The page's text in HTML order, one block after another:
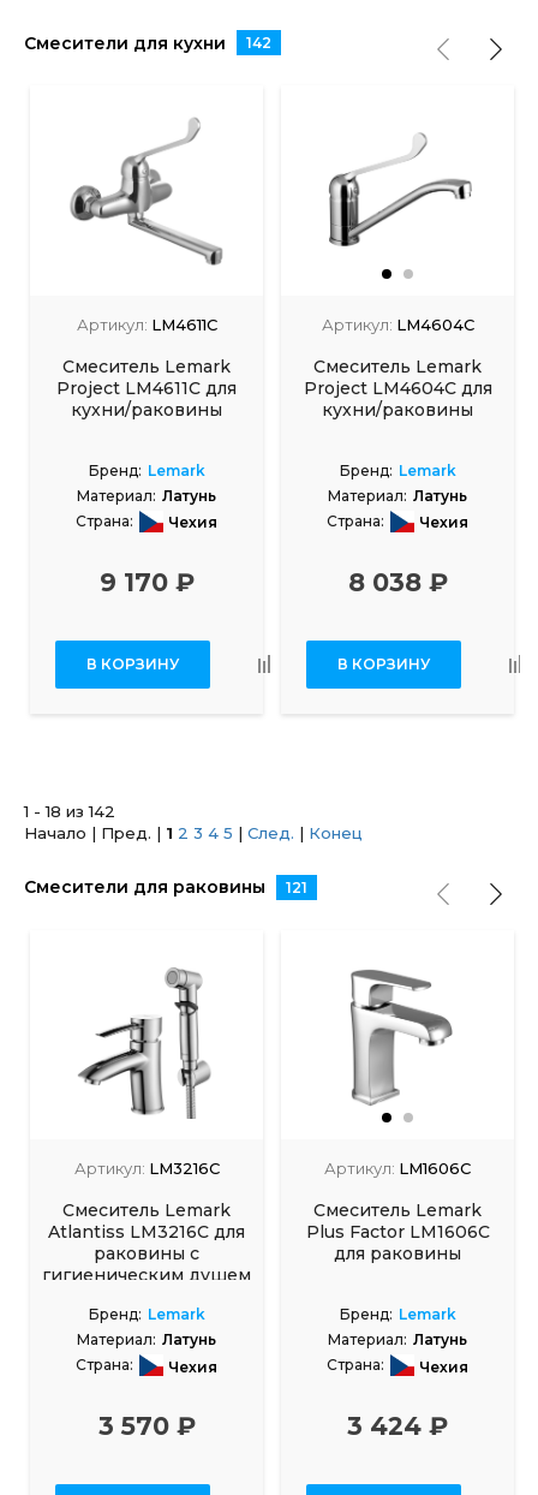
Смесители для кухни 142
Артикул: LM4611C
Смеситель Lemark
Project LM4611C для
кухни/раковины
Бренд: Lemark
Материал: Латунь
Страна:
Чехия
9 170 ₽
В КОРЗИНУ
Артикул: LM4604C
Смеситель Lemark
Project LM4604C для
кухни/раковины
Бренд: Lemark
Материал: Латунь
Страна:
Чехия
8 038 ₽
В КОРЗИНУ
1 - 18 из 142
Начало | Пред. | 1 2 3 4 5 | След. | Конец
Смесители для раковины 121
Артикул: LM3216C
Смеситель Lemark
Atlantiss LM3216C для
раковины с
гигиеническим душем
Бренд: Lemark
Материал: Латунь
Страна:
Чехия
3 570 ₽
Артикул: LM1606C
Смеситель Lemark
Plus Factor LM1606C
для раковины
Бренд: Lemark
Материал: Латунь
Страна:
Чехия
3 424 ₽